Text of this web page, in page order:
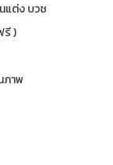
แต่ง บวช
รี )
ภาพ